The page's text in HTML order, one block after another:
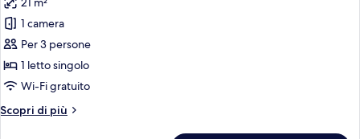
le
foto
per
Camera
Standard,
letto
1 camera
Per 3 persone
1 letto singolo
Wi-Fi gratuito
Scopri di più
Altri